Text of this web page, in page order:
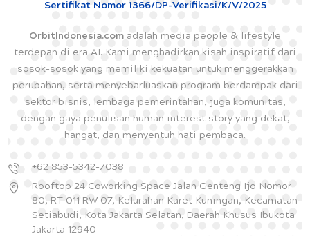
Sertifikat Nomor 1366/DP-Verifikasi/K/V/2025
OrbitIndonesia.com adalah media people & lifestyle
terdepan di era AI. Kami menghadirkan kisah inspiratif dari
sosok-sosok yang memiliki kekuatan untuk menggerakkan
perubahan, serta menyebarluaskan program berdampak dari
sektor bisnis, lembaga pemerintahan, juga komunitas,
dengan gaya penulisan human interest story yang dekat,
hangat, dan menyentuh hati pembaca.
+62 853-5342-7038
Rooftop 24 Coworking Space Jalan Genteng Ijo Nomor
80, RT 011 RW 07, Kelurahan Karet Kuningan, Kecamatan
Setiabudi, Kota Jakarta Selatan, Daerah Khusus Ibukota
Jakarta 12940